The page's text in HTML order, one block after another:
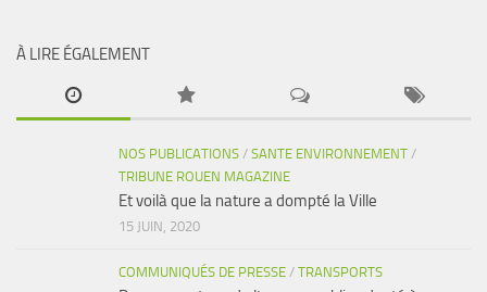
À LIRE ÉGALEMENT
NOS PUBLICATIONS / SANTE ENVIRONNEMENT /
TRIBUNE ROUEN MAGAZINE
Et voilà que la nature a dompté la Ville
15 JUIN, 2020
COMMUNIQUÉS DE PRESSE / TRANSPORTS